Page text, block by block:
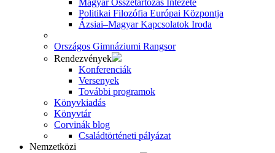
Magyar Összetartozás Intézete
Politikai Filozófia Európai Központja
Ázsiai–Magyar Kapcsolatok Iroda
Országos Gimnáziumi Rangsor
Rendezvények
Konferenciák
Versenyek
További programok
Könyvkiadás
Könyvtár
Corvinák blog
Családtörténeti pályázat
Nemzetközi